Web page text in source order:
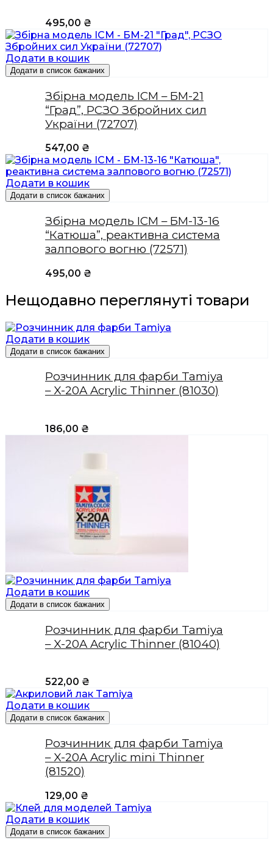
495,00 ₴
Додати в кошик
Додати в список бажаних
Збірна модель ICM – БМ-21
“Град”, РСЗО Збройних сил
України (72707)
547,00 ₴
Додати в кошик
Додати в список бажаних
Збірна модель ICM – БМ-13-16
“Катюша”, реактивна система
залпового вогню (72571)
495,00 ₴
Нещодавно переглянуті товари
Додати в кошик
Додати в список бажаних
Розчинник для фарби Tamiya
– X-20A Acrylic Thinner (81030)
186,00 ₴
Додати в кошик
Додати в список бажаних
Розчинник для фарби Tamiya
– X-20A Acrylic Thinner (81040)
522,00 ₴
Додати в кошик
Додати в список бажаних
Розчинник для фарби Tamiya
– X-20A Acrylic mini Thinner
(81520)
129,00 ₴
Додати в кошик
Додати в список бажаних